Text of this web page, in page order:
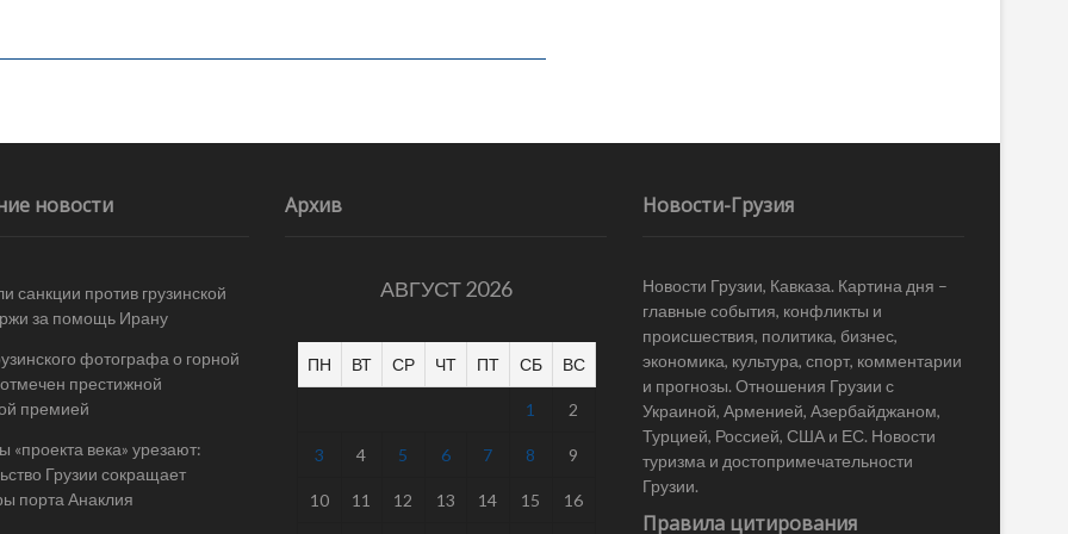
новости
санкции против грузинской
за помощь Ирану
фотографа о горной
престижной
премией
«проекта века» урезают:
Грузии сокращает
порта Анаклия
Архив
АВГУСТ 2026
ПН ВТ СР ЧТ ПТ СБ ВС
1 2
3 4 5 6 7 8 9
10 11 12 13 14 15 16
Новости-Грузия
Новости Грузии, Кавказа. Картина дня –
главные события, конфликты и
происшествия, политика, бизнес,
экономика, культура, спорт, комментарии
и прогнозы. Отношения Грузии с
Украиной, Арменией, Азербайджаном,
Турцией, Россией, США и ЕС. Новости
туризма и достопримечательности
Грузии.
Правила цитирования